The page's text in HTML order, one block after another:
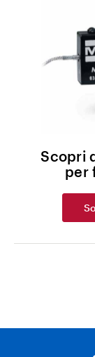
Scopri
per